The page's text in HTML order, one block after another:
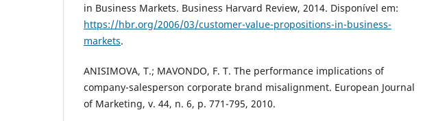
in Business Markets. Business Harvard Review, 2014. Disponível em:
https://hbr.org/2006/03/customer-value-propositions-in-business-
markets.
ANISIMOVA, T.; MAVONDO, F. T. The performance implications of
company-salesperson corporate brand misalignment. European Journal
of Marketing, v. 44, n. 6, p. 771-795, 2010.